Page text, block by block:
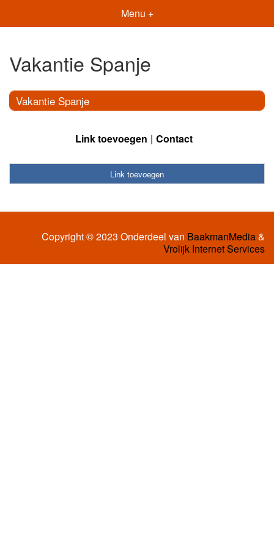
Menu +
Vakantie Spanje
Vakantie Spanje
Link toevoegen Contact
Link toevoegen
Copyright © 2023 Onderdeel van BaakmanMedia&
Vrolijk Internet Services